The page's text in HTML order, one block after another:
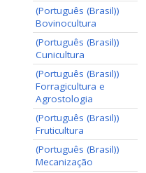
(Português (Brasil))
Bovinocultura
(Português (Brasil))
Cunicultura
(Português (Brasil))
Forragicultura e
Agrostologia
(Português (Brasil))
Fruticultura
(Português (Brasil))
Mecanização